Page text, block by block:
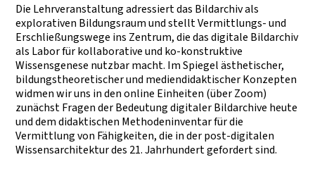
Die Lehrveranstaltung adressiert das Bildarchiv als
explorativen Bildungsraum und stellt Vermittlungs- und
Erschließungswege ins Zentrum, die das digitale Bildarchiv
als Labor für kollaborative und ko-konstruktive
Wissensgenese nutzbar macht. Im Spiegel ästhetischer,
bildungstheoretischer und mediendidaktischer Konzepten
widmen wir uns in den online Einheiten (über Zoom)
zunächst Fragen der Bedeutung digitaler Bildarchive heute
und dem didaktischen Methodeninventar für die
Vermittlung von Fähigkeiten, die in der post-digitalen
Wissensarchitektur des 21. Jahrhundert gefordert sind.